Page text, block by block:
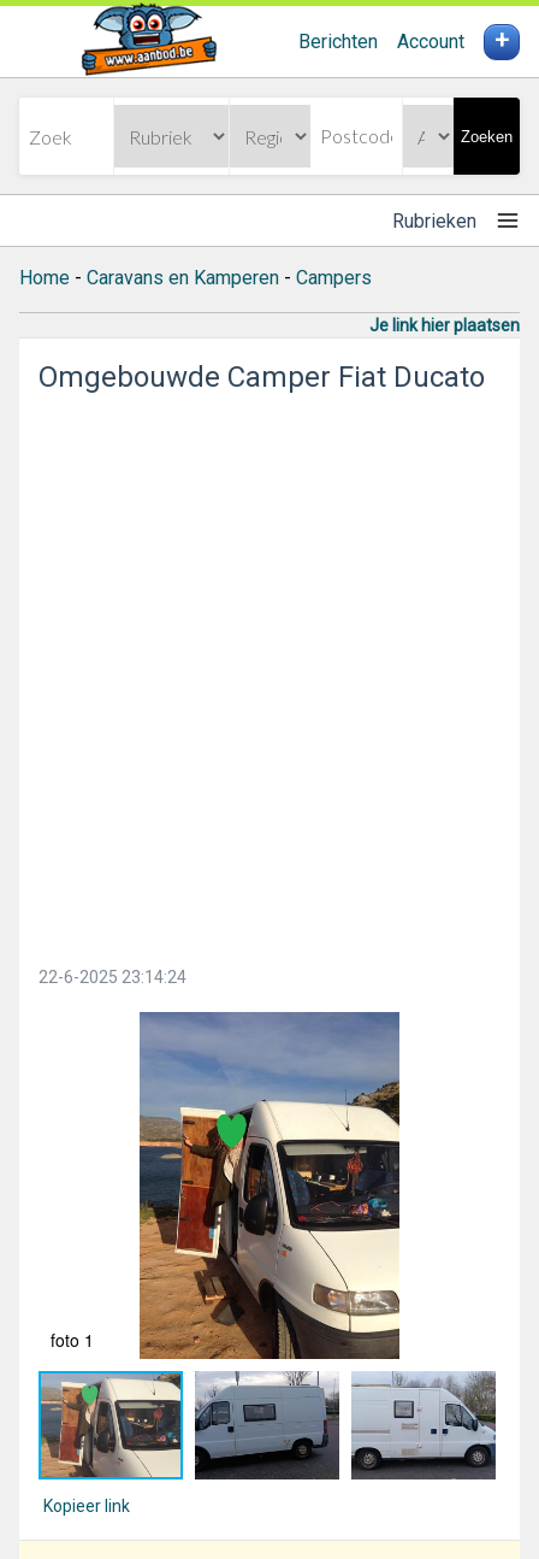
Berichten Account +
Zoeken
Rubrieken
Home - Caravans en Kamperen - Campers
Je link hier plaatsen
Omgebouwde Camper Fiat Ducato
22-6-2025 23:14:24
foto 1
Kopieer link